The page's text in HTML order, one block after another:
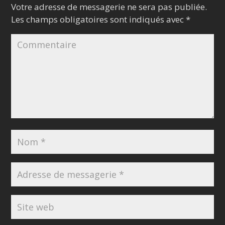
Votre adresse de messagerie ne sera pas publiée.
Les champs obligatoires sont indiqués avec*